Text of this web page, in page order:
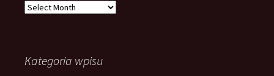
Archives
Kategoria wpisu